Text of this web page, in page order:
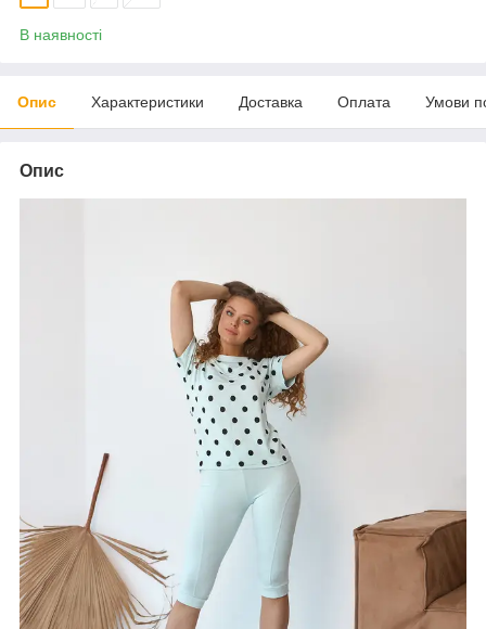
В наявності
Опис Характеристики Доставка Оплата Умови
Опис